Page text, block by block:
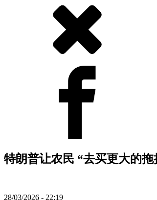
特朗普让农民 “去买更大的
28/03/2026 - 22:19